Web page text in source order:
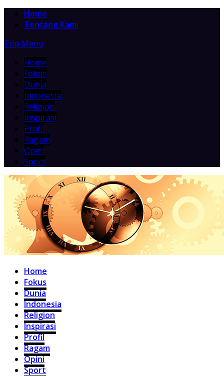
Home
Tentang Kami
Top Menu
Home
Fokus
Dunia
Indonesia
Religion
Inspirasi
Profil
Ragam
Opini
Sport
Home
Fokus
Dunia
Indonesia
Religion
Inspirasi
Profil
Ragam
Opini
Sport